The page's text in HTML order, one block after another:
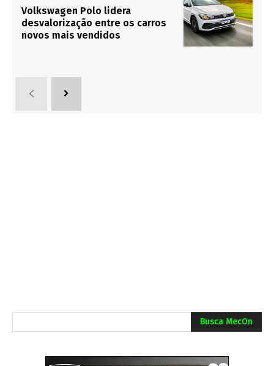
Volkswagen Polo lidera
desvalorização entre os carros
novos mais vendidos
Busca MecOn